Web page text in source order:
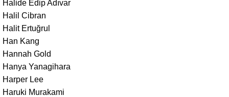
Halide Edip Adıvar
Halil Cibran
Halit Ertuğrul
Han Kang
Hannah Gold
Hanya Yanagihara
Harper Lee
Haruki Murakami